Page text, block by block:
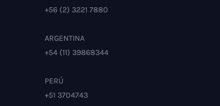
+56 (2) 3221 7880
ARGENTINA
+54 (11) 39868344
PERÚ
+51 3704743